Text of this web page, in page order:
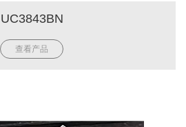
UC3843BN
查看产品